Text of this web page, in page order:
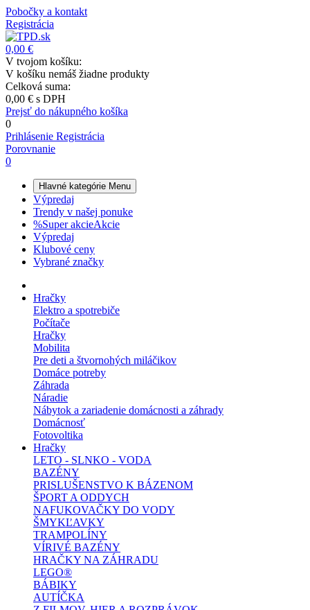
Pobočky a kontakt
Registrácia
0,00 €
V tvojom košíku:
V košíku nemáš žiadne produkty
Celková suma:
0,00 € s DPH
Prejsť do nákupného košíka
0
Prihlásenie Registrácia
Porovnanie
0
Hlavné kategórie Menu
Výpredaj
Trendy v našej ponuke
%Super akcieAkcie
Výpredaj
Klubové ceny
Vybrané značky
Hračky
Elektro a spotrebiče
Počítače
Hračky
Mobilita
Pre deti a štvornohých miláčikov
Domáce potreby
Záhrada
Náradie
Nábytok a zariadenie domácnosti a záhrady
Domácnosť
Fotovoltika
Hračky
LETO - SLNKO - VODA
BAZÉNY
PRISLUŠENSTVO K BÁZENOM
ŠPORT A ODDYCH
NAFUKOVAČKY DO VODY
ŠMYKĽAVKY
TRAMPOLÍNY
VÍRIVÉ BAZÉNY
HRAČKY NA ZÁHRADU
LEGO®
BÁBIKY
AUTÍČKA